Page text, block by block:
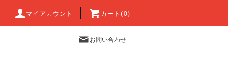
マイアカウント カート(0)
お問い合わせ